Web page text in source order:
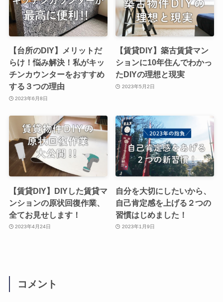
【台所のDIY】メリットだ
らけ！悩み解決！私がキッ
チンカウンターをおすすめ
する３つの理由
2023年6月8日
【賃貸DIY】築古賃貸マン
ションに10年住んでわかっ
たDIYの理想と現実
2023年5月2日
【賃貸DIY】DIYした賃貸マ
ンションの原状回復作業、
全てお見せします！
2023年4月24日
自分を大切にしたいから、
自己肯定感を上げる２つの
習慣はじめました！
2023年1月9日
コメント